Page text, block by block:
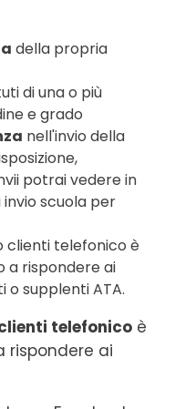
della propria
di una o più
e grado
nell'invio della
potrai vedere in
scuola per
clienti telefonico è
a rispondere ai
o supplenti ATA.
telefonico è
rispondere ai